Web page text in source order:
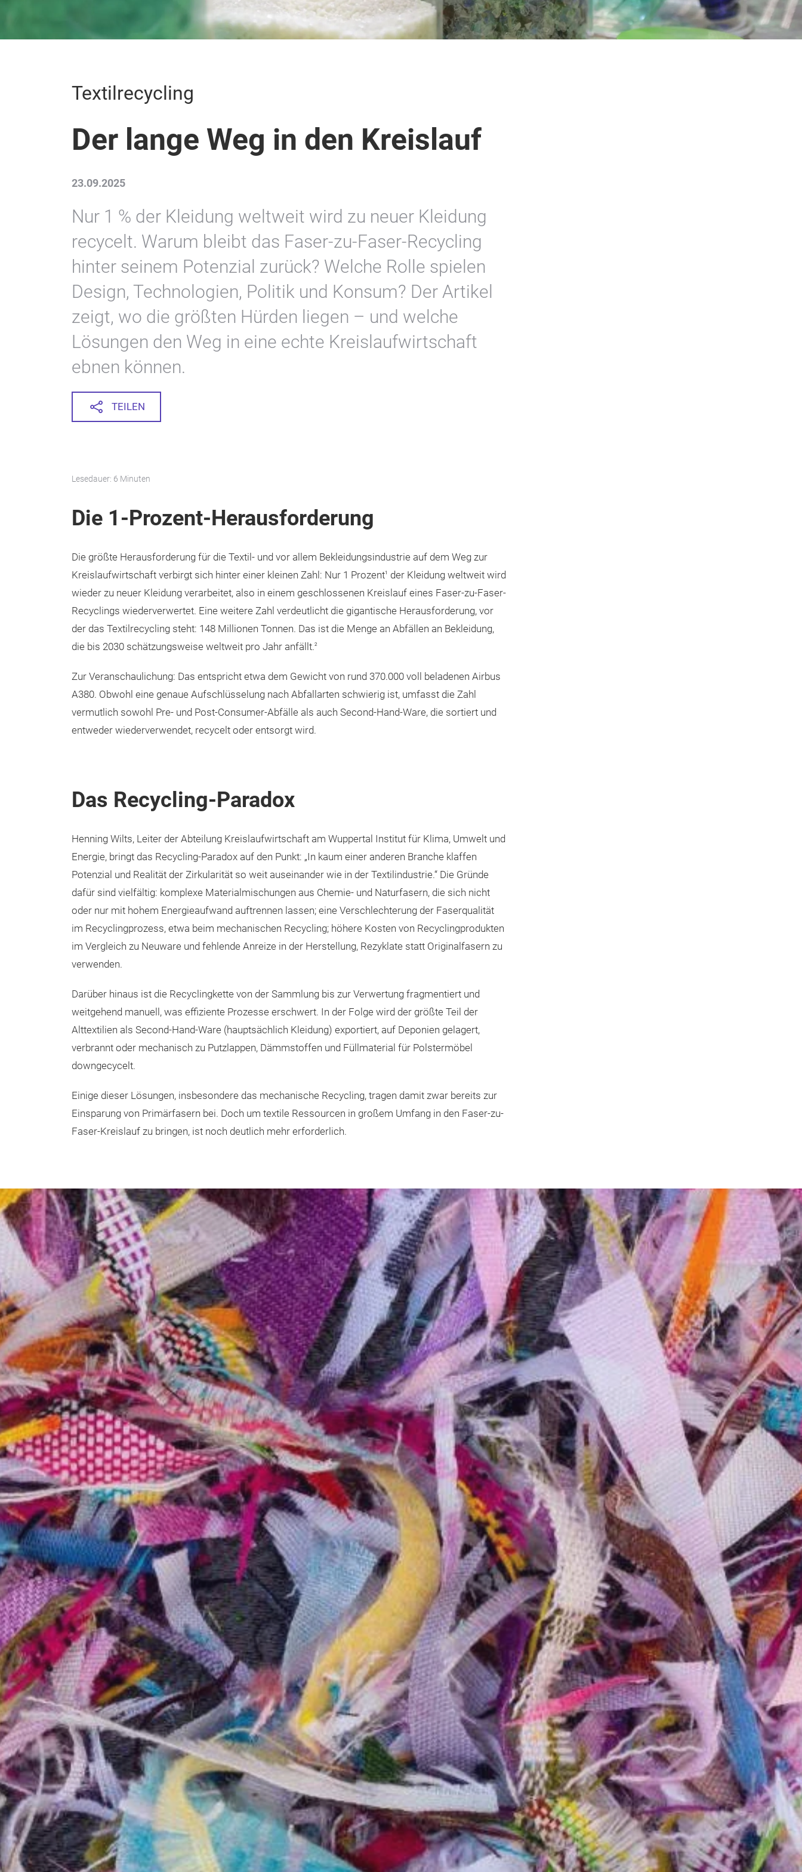
Textilrecycling
Der lange Weg in den Kreislauf
23.09.2025
Nur 1 % der Kleidung weltweit wird zu neuer Kleidung
recycelt. Warum bleibt das Faser-zu-Faser-Recycling
hinter seinem Potenzial zurück? Welche Rolle spielen
Design, Technologien, Politik und Konsum? Der Artikel
zeigt, wo die größten Hürden liegen – und welche
Lösungen den Weg in eine echte Kreislaufwirtschaft
ebnen können.
TEILEN
Lesedauer: 6 Minuten
Die 1-Prozent-Herausforderung
Die größte Herausforderung für die Textil- und vor allem Bekleidungsindustrie auf dem Weg zur
Kreislaufwirtschaft verbirgt sich hinter einer kleinen Zahl: Nur 1 Prozent1
der Kleidung weltweit wird
wieder zu neuer Kleidung verarbeitet, also in einem geschlossenen Kreislauf eines Faser-zu-Faser-
Recyclings wiederverwertet. Eine weitere Zahl verdeutlicht die gigantische Herausforderung, vor
der das Textilrecycling steht: 148 Millionen Tonnen. Das ist die Menge an Abfällen an Bekleidung,
die bis 2030 schätzungsweise weltweit pro Jahr anfällt.2
Zur Veranschaulichung: Das entspricht etwa dem Gewicht von rund 370.000 voll beladenen Airbus
A380. Obwohl eine genaue Aufschlüsselung nach Abfallarten schwierig ist, umfasst die Zahl
vermutlich sowohl Pre- und Post-Consumer-Abfälle als auch Second-Hand-Ware, die sortiert und
entweder wiederverwendet, recycelt oder entsorgt wird.
Das Recycling-Paradox
Henning Wilts, Leiter der Abteilung Kreislaufwirtschaft am Wuppertal Institut für Klima, Umwelt und
Energie, bringt das Recycling-Paradox auf den Punkt: „In kaum einer anderen Branche klaffen
Potenzial und Realität der Zirkularität so weit auseinander wie in der Textilindustrie.“ Die Gründe
dafür sind vielfältig: komplexe Materialmischungen aus Chemie- und Naturfasern, die sich nicht
oder nur mit hohem Energieaufwand auftrennen lassen; eine Verschlechterung der Faserqualität
im Recyclingprozess, etwa beim mechanischen Recycling; höhere Kosten von Recyclingprodukten
im Vergleich zu Neuware und fehlende Anreize in der Herstellung, Rezyklate statt Originalfasern zu
verwenden.
Darüber hinaus ist die Recyclingkette von der Sammlung bis zur Verwertung fragmentiert und
weitgehend manuell, was effiziente Prozesse erschwert. In der Folge wird der größte Teil der
Alttextilien als Second-Hand-Ware (hauptsächlich Kleidung) exportiert, auf Deponien gelagert,
verbrannt oder mechanisch zu Putzlappen, Dämmstoffen und Füllmaterial für Polstermöbel
downgecycelt.
Einige dieser Lösungen, insbesondere das mechanische Recycling, tragen damit zwar bereits zur
Einsparung von Primärfasern bei. Doch um textile Ressourcen in großem Umfang in den Faser-zu-
Faser-Kreislauf zu bringen, ist noch deutlich mehr erforderlich.